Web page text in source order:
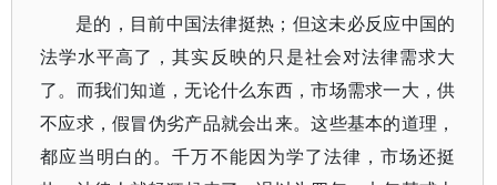
是的，目前中国法律挺热；但这未必反应中国的
法学水平高了，其实反映的只是社会对法律需求大
了。而我们知道，无论什么东西，市场需求一大，供
不应求，假冒伪劣产品就会出来。这些基本的道理，
都应当明白的。千万不能因为学了法律，市场还挺